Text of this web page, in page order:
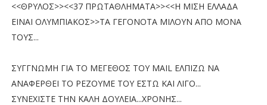
<<ΘΡΥΛΟΣ>><<37 ΠΡΩΤΑΘΛΗΜΑΤΑ>><<Η ΜΙΣΗ ΕΛΛΑΔΑ
ΕΙΝΑΙ ΟΛΥΜΠΙΑΚΟΣ>>ΤΑ ΓΕΓΟΝΟΤΑ ΜΙΛΟΥΝ ΑΠΟ ΜΟΝΑ
ΤΟΥΣ...
ΣΥΓΓΝΩΜΗ ΓΙΑ ΤΟ ΜΕΓΕΘΟΣ ΤΟΥ MAIL ΕΛΠΙΖΩ ΝΑ
ΑΝΑΦΕΡΘΕΙ ΤΟ ΡΕΖΟΥΜΕ ΤΟΥ ΕΣΤΩ ΚΑΙ ΛΙΓΟ...
ΣΥΝΕΧΙΣΤΕ ΤΗΝ ΚΑΛΗ ΔΟΥΛΕΙΑ...ΧΡΟΝΗΣ...